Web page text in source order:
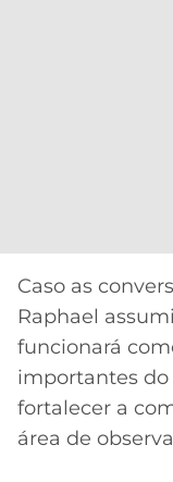
Caso as
Raphael
funcionará
importantes
fortalecer a
área de